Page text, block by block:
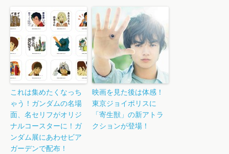
これは集めたくなっち
ゃう！ガンダムの名場
面、名セリフがオリジ
ナルコースターに！ガ
ンダム展にあわせビア
ガーデンで配布！
映画を見た後は体感！
東京ジョイポリスに
「寄生獣」の新アトラ
クションが登場！